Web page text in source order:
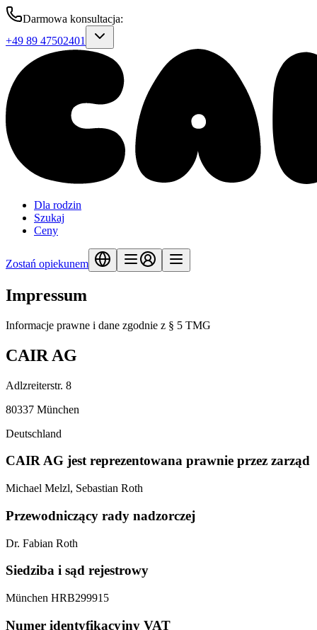
Darmowa konsultacja:
+49 89 47502401
Dla rodzin
Szukaj
Ceny
Zostań opiekunem
Impressum
Informacje prawne i dane zgodnie z § 5 TMG
CAIR AG
Adlzreiterstr. 8
80337 München
Deutschland
CAIR AG jest reprezentowana prawnie przez zarząd
Michael Melzl, Sebastian Roth
Przewodniczący rady nadzorczej
Dr. Fabian Roth
Siedziba i sąd rejestrowy
München HRB299915
Numer identyfikacyjny VAT